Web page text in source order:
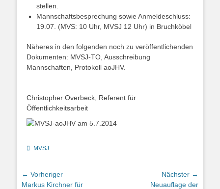
stellen.
Mannschaftsbesprechung sowie Anmeldeschluss:
19.07. (MVS: 10 Uhr, MVSJ 12 Uhr) in Bruchköbel
Näheres in den folgenden noch zu veröffentlichenden
Dokumenten: MVSJ-TO, Ausschreibung
Mannschaften, Protokoll aoJHV.
Christopher Overbeck, Referent für
Öffentlichkeitsarbeit
Kategorien
MVSJ
Beitragsnavigation
← Vorheriger
Vorheriger
Markus Kirchner für
Nächster →
Neuauflage der